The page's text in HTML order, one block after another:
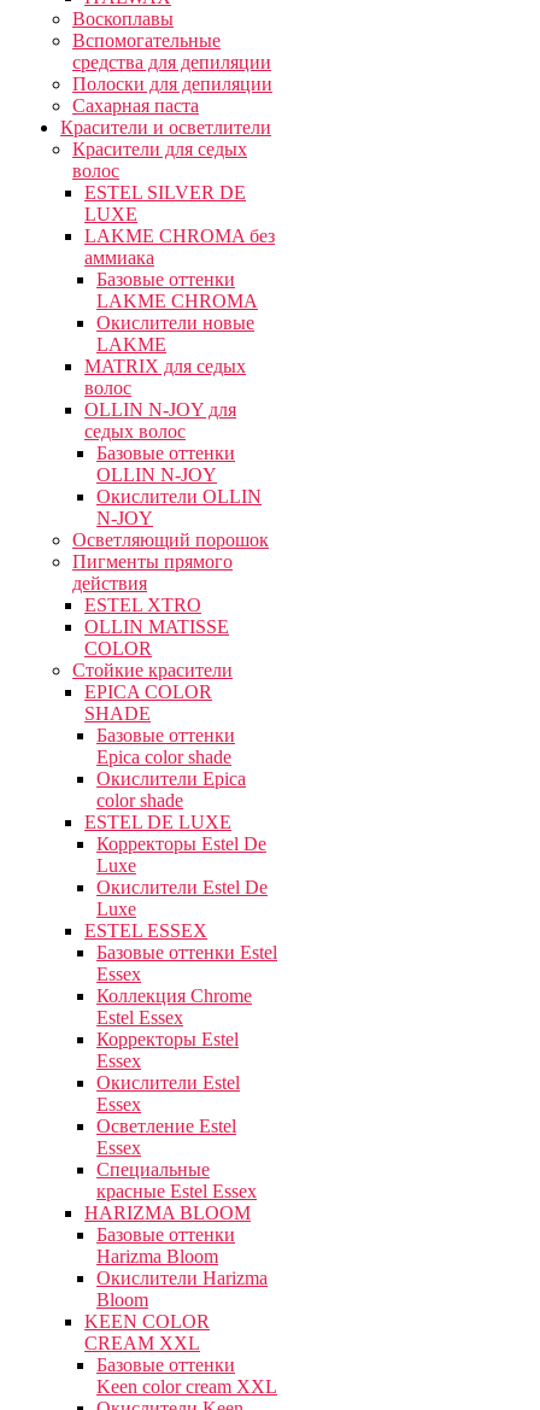
Воскоплавы
Вспомогательные
средства для депиляции
Полоски для депиляции
Сахарная паста
Красители и осветлители
Красители для седых
волос
ESTEL SILVER DE
LUXE
LAKME CHROMA без
аммиака
Базовые оттенки
LAKME CHROMA
Окислители новые
LAKME
MATRIX для седых
волос
OLLIN N-JOY для
седых волос
Базовые оттенки
OLLIN N-JOY
Окислители OLLIN
N-JOY
Осветляющий порошок
Пигменты прямого
действия
ESTEL XTRO
OLLIN MATISSE
COLOR
Стойкие красители
EPICA COLOR
SHADE
Базовые оттенки
Epica color shade
Окислители Epica
color shade
ESTEL DE LUXE
Корректоры Estel De
Luxe
Окислители Estel De
Luxe
ESTEL ESSEX
Базовые оттенки Estel
Essex
Коллекция Chrome
Estel Essex
Корректоры Estel
Essex
Окислители Estel
Essex
Осветление Estel
Essex
Специальные
красные Estel Essex
HARIZMA BLOOM
Базовые оттенки
Harizma Bloom
Окислители Harizma
Bloom
KEEN COLOR
CREAM XXL
Базовые оттенки
Keen color cream XXL